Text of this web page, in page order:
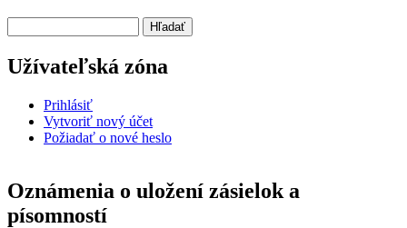
Užívateľská zóna
Prihlásiť
Vytvoriť nový účet
Požiadať o nové heslo
Oznámenia o uložení zásielok a
písomností